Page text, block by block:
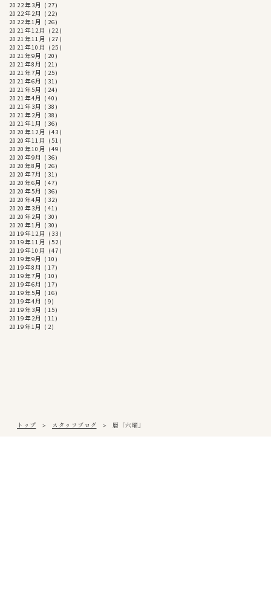
2022年3月 (27)
2022年2月 (22)
2022年1月 (26)
2021年12月 (22)
2021年11月 (27)
2021年10月 (25)
2021年9月 (20)
2021年8月 (21)
2021年7月 (25)
2021年6月 (31)
2021年5月 (24)
2021年4月 (40)
2021年3月 (38)
2021年2月 (38)
2021年1月 (36)
2020年12月 (43)
2020年11月 (51)
2020年10月 (49)
2020年9月 (36)
2020年8月 (26)
2020年7月 (31)
2020年6月 (47)
2020年5月 (36)
2020年4月 (32)
2020年3月 (41)
2020年2月 (30)
2020年1月 (30)
2019年12月 (33)
2019年11月 (52)
2019年10月 (47)
2019年9月 (10)
2019年8月 (17)
2019年7月 (10)
2019年6月 (17)
2019年5月 (16)
2019年4月 (9)
2019年3月 (15)
2019年2月 (11)
2019年1月 (2)
トップ スタッフブログ 暦「六曜」